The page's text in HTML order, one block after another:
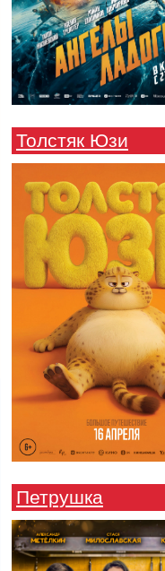
Толстяк Юзи
Петрушка